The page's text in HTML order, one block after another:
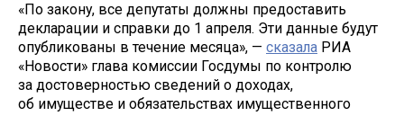
«По закону, все депутаты должны предоставить
декларации и справки до 1 апреля. Эти данные будут
опубликованы в течение месяца», — сказала РИА
«Новости» глава комиссии Госдумы по контролю
за достоверностью сведений о доходах,
об имуществе и обязательствах имущественного